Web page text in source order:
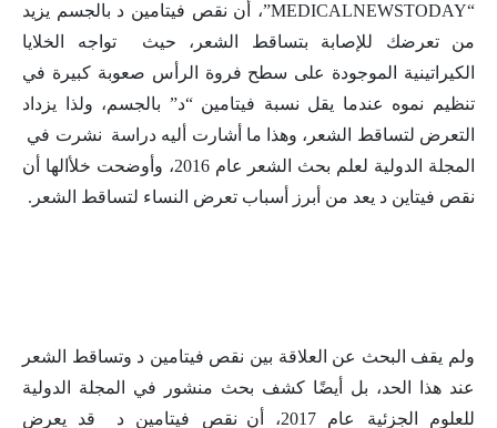
“MEDICALNEWSTODAY”، أن نقص فيتامين د بالجسم يزيد
من تعرضك للإصابة بتساقط الشعر، حيث تواجه الخلايا
الكيراتينية الموجودة على سطح فروة الرأس صعوبة كبيرة في
تنظيم نموه عندما يقل نسبة فيتامين “د” بالجسم، ولذا يزداد
التعرض لتساقط الشعر، وهذا ما أشارت أليه دراسة نشرت في
المجلة الدولية لعلم بحث الشعر عام 2016، وأوضحت خلأالها أن
نقص فيتاين د يعد من أبرز أسباب تعرض النساء لتساقط الشعر.
ولم يقف البحث عن العلاقة بين نقص فيتامين د وتساقط الشعر
عند هذا الحد، بل أيضًا كشف بحث منشور في المجلة الدولية
للعلوم الجزئية عام 2017، أن نقص فيتامين د قد يعرض